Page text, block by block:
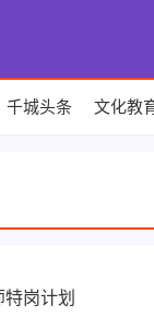
千城头条 文化教
岗计划